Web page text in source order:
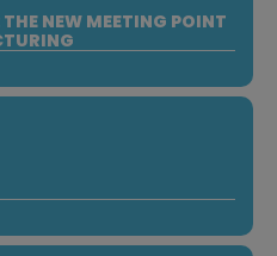
NEW MEETING POINT